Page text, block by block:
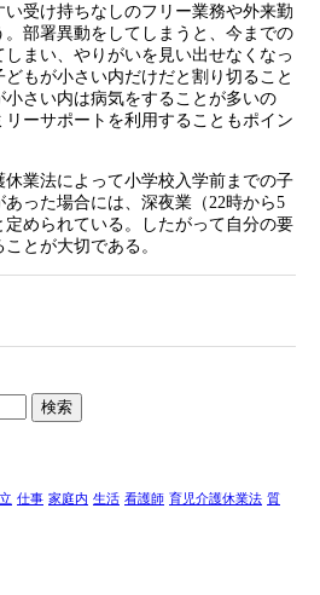
い受け持ちなしのフリー業務や外来勤
部署異動をしてしまうと、今までの
まい、やりがいを見い出せなくなっ
もが小さい内だけだと割り切ること
さい内は病気をすることが多いの
ーサポートを利用することもポイン
業法によって小学校入学前までの子
った場合には、深夜業（22時から5
められている。したがって自分の要
とが大切である。
仕事 家庭内 生活 看護師 育児介護休業法 質